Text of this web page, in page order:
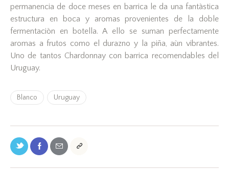
permanencia de doce meses en barrica le da una fantàstica
estructura en boca y aromas provenientes de la doble
fermentaciòn en botella. A ello se suman perfectamente
aromas a frutos como el durazno y la piña, aùn vibrantes.
Uno de tantos Chardonnay con barrica recomendables del
Uruguay.
Blanco Uruguay